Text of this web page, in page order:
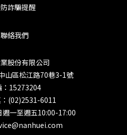
詐騙提醒
聯絡我們
股份有限公司
山區松江路70巷3-1號
：15273204
(02)2531-6011
一至週五10:00-17:00